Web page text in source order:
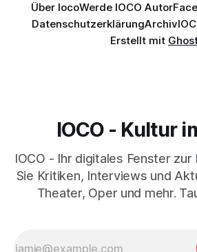
Über IocoWerde IOCO Autor
DatenschutzerklärungArchiv
Erstellt mit
IOCO - Kultur
IOCO - Ihr digitales Fenster zur
Sie Kritiken, Interviews und
Theater, Oper und mehr.